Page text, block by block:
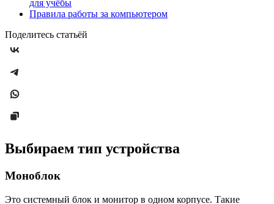
для учёбы
Правила работы за компьютером
Поделитесь статьёй
Выбираем тип устройства
Моноблок
Это системный блок и монитор в одном корпусе. Такие